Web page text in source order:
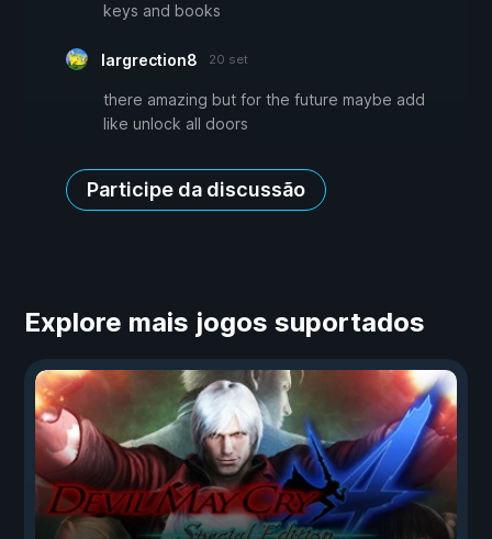
keys and books
largrection8 20 set
there amazing but for the future maybe add
like unlock all doors
Participe da discussão
Explore mais jogos suportados